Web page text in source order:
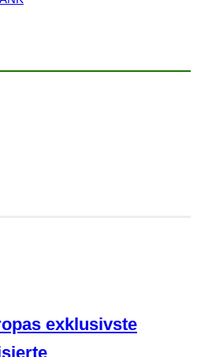
exklusivste